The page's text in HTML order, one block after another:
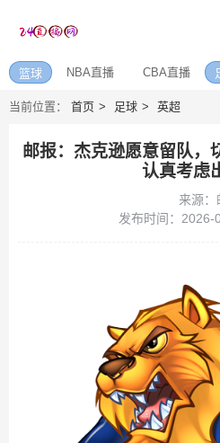
篮球 NBA直播 CBA直播
当前位置： 首页 足球 英超
邮报：杰克逊愿意留队，
认真考虑
来源：
发布时间：2026-